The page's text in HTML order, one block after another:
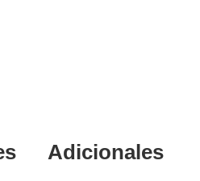
Adicionales